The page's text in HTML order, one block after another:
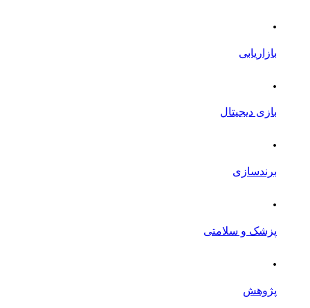
.
بازاریابی
.
بازی دیجیتال
.
برندسازی
.
پزشک و سلامتی
.
پژوهش